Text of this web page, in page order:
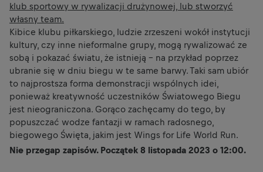
klub sportowy w rywalizacji drużynowej, lub stworzyć
własny team.
Kibice klubu piłkarskiego, ludzie zrzeszeni wokół instytucji
kultury, czy inne nieformalne grupy, mogą rywalizować ze
sobą i pokazać światu, że istnieją - na przykład poprzez
ubranie się w dniu biegu w te same barwy. Taki sam ubiór
to najprostsza forma demonstracji wspólnych idei,
ponieważ kreatywność uczestników Światowego Biegu
jest nieograniczona. Gorąco zachęcamy do tego, by
popuszczać wodze fantazji w ramach radosnego,
biegowego Święta, jakim jest Wings for Life World Run.
Nie przegap zapisów. Początek 8 listopada 2023 o 12:00.